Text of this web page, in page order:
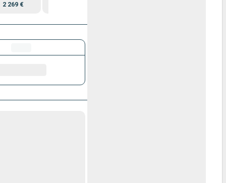
2 269 €